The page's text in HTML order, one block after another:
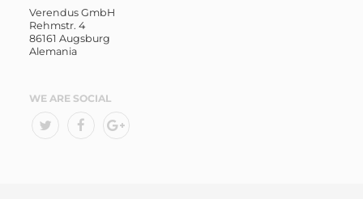
Verendus GmbH
Rehmstr. 4
86161 Augsburg
Alemania
WE ARE SOCIAL